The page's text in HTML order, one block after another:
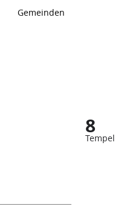
Gemeinden
8
Tempel